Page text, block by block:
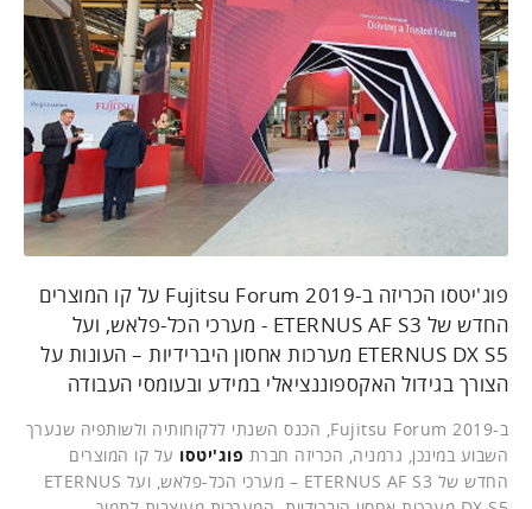
פוג'יטסו הכריזה ב-Fujitsu Forum 2019 על קו המוצרים
החדש של ETERNUS AF S3 - מערכי הכל-פלאש, ועל
ETERNUS DX S5 מערכות אחסון היברידיות – העונות על
הצורך בגידול האקספוננציאלי במידע ובעומסי העבודה
ב-Fujitsu Forum 2019, הכנס השנתי ללקוחותיה ולשותפיה שנערך
השבוע במינכן, גרמניה, הכריזה חברת פוג'יטסו על קו המוצרים
החדש של ETERNUS AF S3 – מערכי הכל-פלאש, ועל ETERNUS